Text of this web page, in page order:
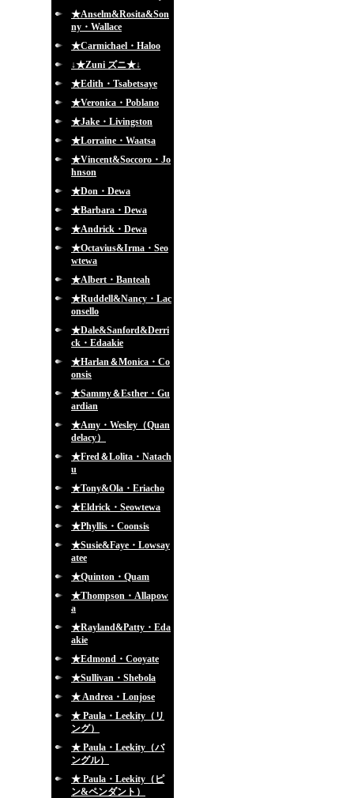
★Anselm&Rosita&Son
ny・Wallace
★Carmichael・Haloo
↓★Zuni ズニ★↓
★Edith・Tsabetsaye
★Veronica・Poblano
★Jake・Livingston
★Lorraine・Waatsa
★Vincent&Soccoro・Jo
hnson
★Don・Dewa
★Barbara・Dewa
★Andrick・Dewa
★Octavius&Irma・Seo
wtewa
★Albert・Banteah
★Ruddell&Nancy・Lac
onsello
★Dale&Sanford&Derri
ck・Edaakie
★Harlan＆Monica・Co
onsis
★Sammy＆Esther・Gu
ardian
★Amy・Wesley（Quan
delacy）
★Fred＆Lolita・Natach
u
★Tony&Ola・Eriacho
★Eldrick・Seowtewa
★Phyllis・Coonsis
★Susie&Faye・Lowsay
atee
★Quinton・Quam
★Thompson・Allapow
a
★Rayland&Patty・Eda
akie
★Edmond・Cooyate
★Sullivan・Shebola
★ Andrea・Lonjose
★ Paula・Leekity（リ
ング）
★ Paula・Leekity（バ
ングル）
★ Paula・Leekity（ピ
ン&ペンダント）